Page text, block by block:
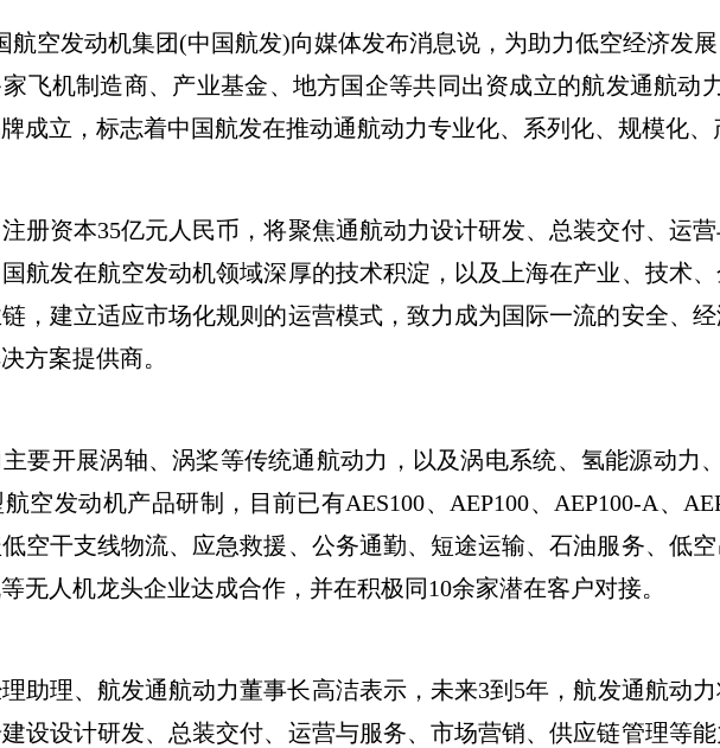
空发动机集团(中国航发)向媒体发布消息说，为助力低空经济发
飞机制造商、产业基金、地方国企等共同出资成立的航发通航动
成立，标志着中国航发在推动通航动力专业化、系列化、规模化
资本35亿元人民币，将聚焦通航动力设计研发、总装交付、运
航发在航空发动机领域深厚的技术积淀，以及上海在产业、技术
，建立适应市场化规则的运营模式，致力成为国际一流的安全、
方案提供商。
开展涡轴、涡桨等传统通航动力，以及涡电系统、氢能源动力
空发动机产品研制，目前已有AES100、AEP100、AEP100-A、
空干支线物流、应急救援、公务通勤、短途运输、石油服务、低
无人机龙头企业达成合作，并在积极同10余家潜在客户对接。
理、航发通航动力董事长高洁表示，未来3到5年，航发通航动
设设计研发、总装交付、运营与服务、市场营销、供应链管理等